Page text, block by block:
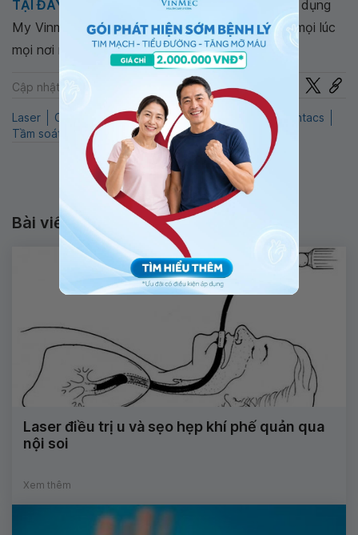
TẠI ĐÂY
. Tải và đặt lịch khám tự động trên ứng dụng
My Vinmec để quản lý, theo dõi lịch và đặt hẹn mọi lúc
mọi nơi ngay trên ứng dụng.
Cập nhật: 22-07-2024 Chia sẻ
Laser Cận thị Gói Ortho-K Mổ lasik Loạn thị
Intacs
Tầm soát tật khúc xạ
Bài viết liên quan
Laser điều trị u và sẹo hẹp khí phế quản qua
nội soi
Xem thêm